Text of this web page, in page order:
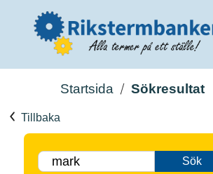
Startsida Sökresultat
Tillbaka
Sök